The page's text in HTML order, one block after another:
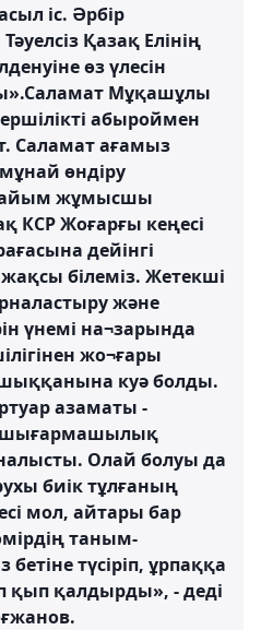
іс. Әрбір
Қазақ Елінің
өз үлесін
Мұқашұлы
абыроймен
Саламат ағамыз
өндіру
жұмысшы
КСР Жоғарғы кеңесі
дейінгі
білеміз. Жетекші
және
үнемі на¬зарында
жо¬ғары
куә болды.
азаматы -
шығармашылық
Олай болуы да
биік тұлғаның
мол, айтары бар
таным-
түсіріп, ұрпаққа
қып қалдырды», - деді